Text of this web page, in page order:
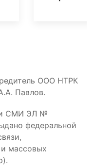
ООО НТРК
Павлов.
СМИ ЭЛ №
федеральной
массовых